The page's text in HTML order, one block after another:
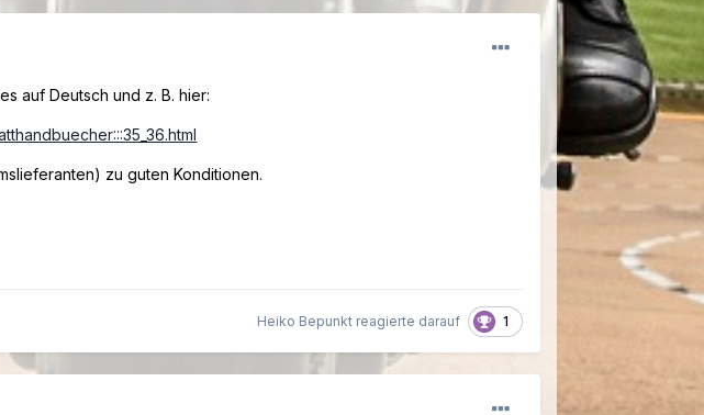
auf Deutsch und z. B. hier:
zu guten Konditionen.
Heiko Bepunkt reagierte darauf 1